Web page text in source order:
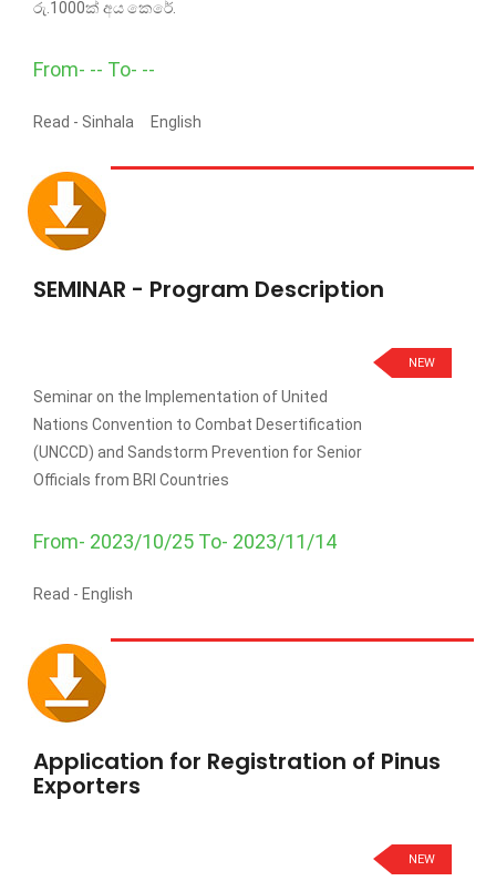
රු.1000ක් අය කෙරේ.
From- -- To- --
Read - Sinhala English
SEMINAR - Program Description
NEW
Seminar on the Implementation of United
Nations Convention to Combat Desertification
(UNCCD) and Sandstorm Prevention for Senior
Officials from BRI Countries
From- 2023/10/25 To- 2023/11/14
Read - English
Application for Registration of Pinus
Exporters
NEW